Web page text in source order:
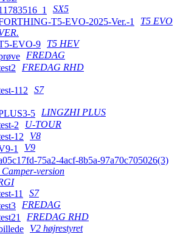
SX5
T5 EVO
T5 HEV
FREDAG
FREDAG RHD
S7
LINGZHI PLUS
U-TOUR
V8
V9
Camper-version
S7
FREDAG
FREDAG RHD
V2 højrestyret